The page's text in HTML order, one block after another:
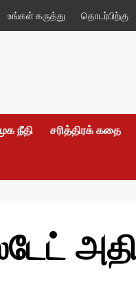
உங்கள் கருத்து தொடர்பிற்கு
நீதி சரித்திரக் கதை